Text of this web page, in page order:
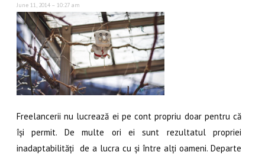
June 11, 2014 – 10:27 am
Freelancerii nu lucrează ei pe cont propriu doar pentru că
își permit. De multe ori ei sunt rezultatul propriei
inadaptabilități de a lucra cu și între alți oameni. Departe